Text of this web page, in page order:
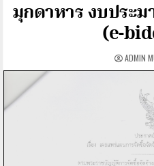
มุกดาหาร งบประ
(e-
ADMIN